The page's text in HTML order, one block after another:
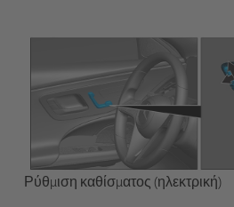
Ρύθμιση καθίσματος (ηλεκτρική)